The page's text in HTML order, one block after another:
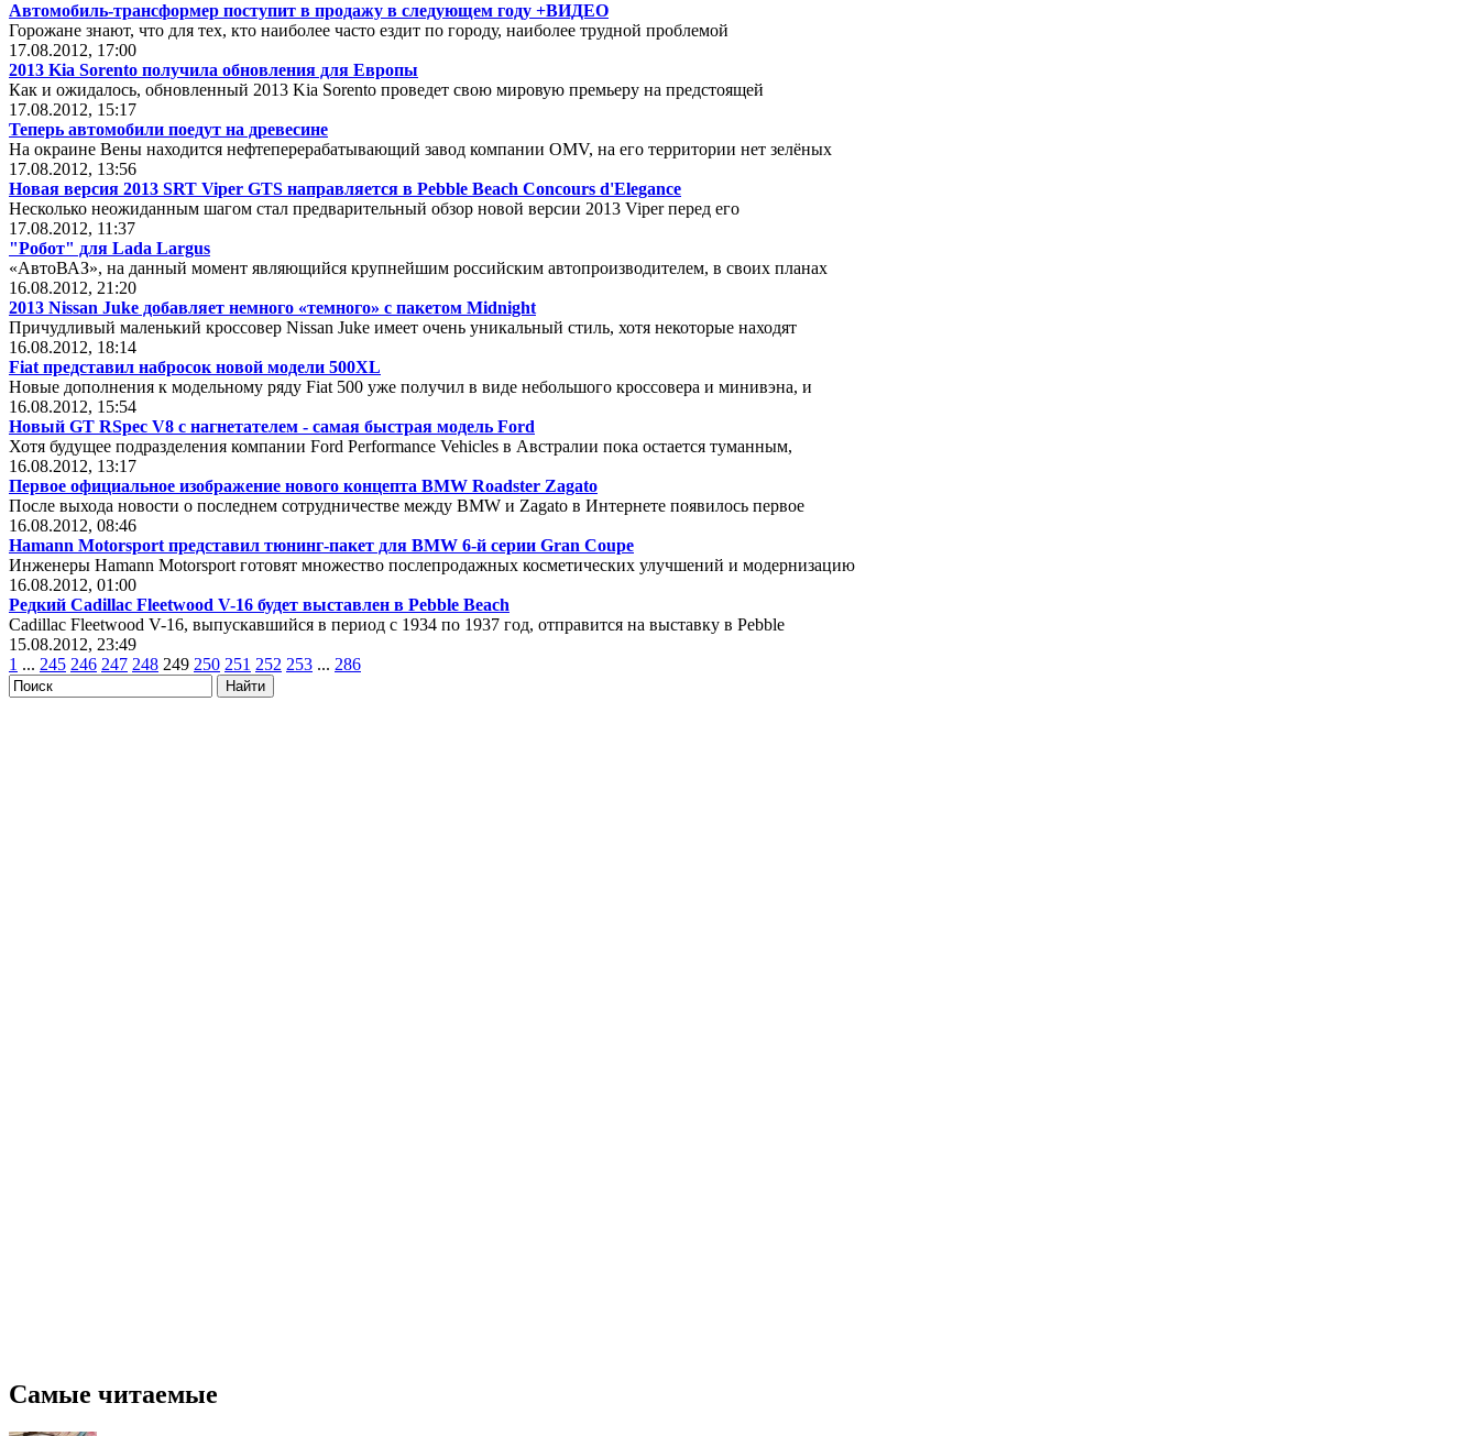
Автомобиль-трансформер поступит в продажу в следующем году +ВИДЕО
Горожане знают, что для тех, кто наиболее часто ездит по городу, наиболее трудной проблемой
17.08.2012, 17:00
2013 Kia Sorento получила обновления для Европы
Как и ожидалось, обновленный 2013 Kia Sorento проведет свою мировую премьеру на предстоящей
17.08.2012, 15:17
Теперь автомобили поедут на древесине
На окраине Вены находится нефтеперерабатывающий завод компании OMV, на его территории нет зелёных
17.08.2012, 13:56
Новая версия 2013 SRT Viper GTS направляется в Pebble Beach Concours d'Elegance
Несколько неожиданным шагом стал предварительный обзор новой версии 2013 Viper перед его
17.08.2012, 11:37
"Робот" для Lada Largus
«АвтоВАЗ», на данный момент являющийся крупнейшим российским автопроизводителем, в своих планах
16.08.2012, 21:20
2013 Nissan Juke добавляет немного «темного» с пакетом Midnight
Причудливый маленький кроссовер Nissan Juke имеет очень уникальный стиль, хотя некоторые находят
16.08.2012, 18:14
Fiat представил набросок новой модели 500XL
Новые дополнения к модельному ряду Fiat 500 уже получил в виде небольшого кроссовера и минивэна, и
16.08.2012, 15:54
Новый GT RSpec V8 с нагнетателем - самая быстрая модель Ford
Хотя будущее подразделения компании Ford Performance Vehicles в Австралии пока остается туманным,
16.08.2012, 13:17
Первое официальное изображение нового концепта BMW Roadster Zagato
После выхода новости о последнем сотрудничестве между BMW и Zagato в Интернете появилось первое
16.08.2012, 08:46
Hamann Motorsport представил тюнинг-пакет для BMW 6-й серии Gran Coupe
Инженеры Hamann Motorsport готовят множество послепродажных косметических улучшений и модернизацию
16.08.2012, 01:00
Редкий Cadillac Fleetwood V-16 будет выставлен в Pebble Beach
Cadillac Fleetwood V-16, выпускавшийся в период с 1934 по 1937 год, отправится на выставку в Pebble
15.08.2012, 23:49
1 ... 245 246 247 248 249 250 251 252 253 ... 286
Самые читаемые